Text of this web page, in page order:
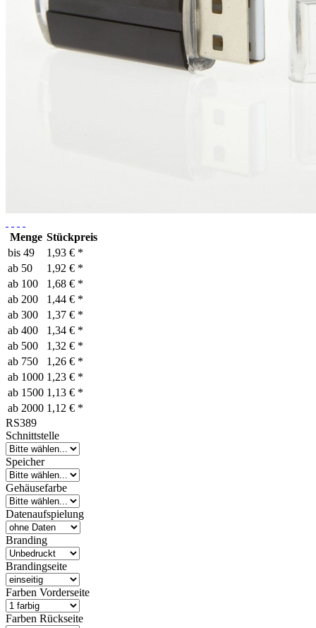
Menge Stückpreis
bis 49
1,93 € *
ab 50
1,92 € *
ab 100
1,68 € *
ab 200
1,44 € *
ab 300
1,37 € *
ab 400
1,34 € *
ab 500
1,32 € *
ab 750
1,26 € *
ab 1000 1,23 € *
ab 1500 1,13 € *
ab 2000 1,12 € *
RS389
Schnittstelle
Speicher
Gehäusefarbe
Datenaufspielung
Branding
Brandingseite
Farben Vorderseite
Farben Rückseite